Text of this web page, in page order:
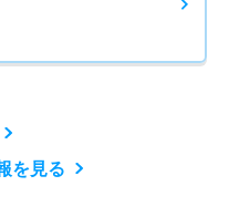
を見る